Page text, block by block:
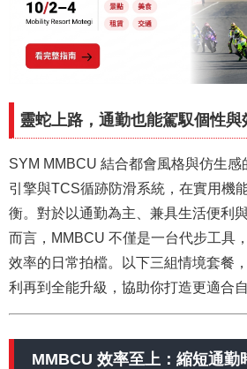
靈蛇上路，通勤也能駕馭個性與
SYM MMBCU 結合都會風格與仿生
引擎與TCS循跡防滑系統，在實用機
衡。對於以通勤為主、兼具生活便利
而言，MMBCU 不僅是一台代步工具
效率的日常拍檔。以下三組情境套餐
利再到全能升級，協助你打造更適合
MMBCU 效率至上：縮短通勤